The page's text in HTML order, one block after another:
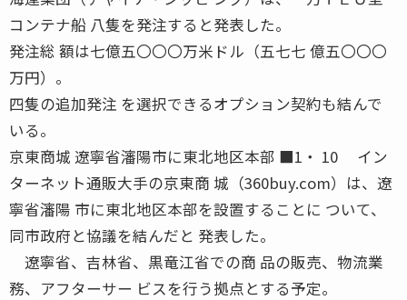
コンテナ船 八隻を発注すると発表した。
発注総 額は七億五〇〇〇万米ドル（五七七 億五〇〇〇
万円）。
四隻の追加発注 を選択できるオプション契約も結んで
いる。
京東商城 遼寧省瀋陽市に東北地区本部 ■1・ 10 イン
ターネット通販大手の京東商 城（360buy.com）は、遼
寧省瀋陽 市に東北地区本部を設置することに ついて、
同市政府と協議を結んだと 発表した。
遼寧省、吉林省、黒竜江省での商 品の販売、物流業
務、アフターサー ビスを行う拠点とする予定。